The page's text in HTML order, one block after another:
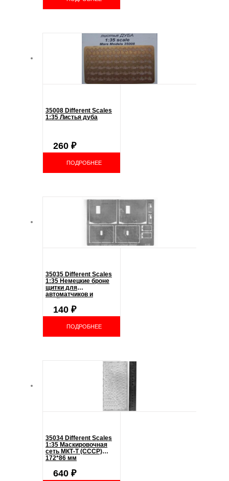
35008 Different Scales
1:35 Листья дуба
260 ₽
ПОДРОБНЕЕ
35035 Different Scales
1:35 Немецкие броне
щитки для
автоматчиков и
снайперов
140 ₽
ПОДРОБНЕЕ
35034 Different Scales
1:35 Маскировочная
сеть МКТ-Т (СССР)
172*86 мм
640 ₽